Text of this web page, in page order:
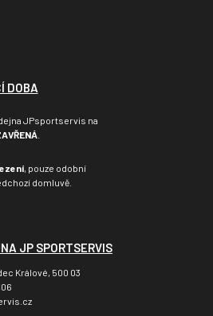
DOBA
JPsportservis na
, pouze odobní
domluvě.
JP SPORTSERVIS
Králové, 500 03